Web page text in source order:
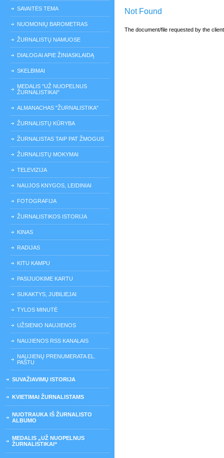
SAVAITĖS TEMA
NUOMONIŲ BAROMETRAS
ŽURNALISTŲ NAMUOSE
DIALOGAI APIE ŽINIASKLAIDĄ
SKELBIMAI
MEDALIS "UŽ NUOPELNUS
ŽURNALISTIKAI"
ALMANACHAS "ŽURNALISTIKA"
ŽURNALISTŲ KŪRYBA
ŽURNALISTAS TAIP PAT ŽMOGUS
ŽURNALISTŲ MOKYMAI
TELEVIZIJA
NAUJOS KNYGOS, LEIDINIAI
FOTOGRAFIJA
ŽURNALISTIKOS ISTORIJA
KINAS
RADIJAS
KITU KAMPU
PASIJUOKIME KARTU
SUKAKTYS, JUBILIEJAI
TYLOS MINUTĖ
UŽSIENIO NAUJIENOS
NAUJIENOS RSS KANALAIS
NAUJIENŲ PRENUMERATA EL.
PAŠTU
SUVAŽIAVIMŲ ISTORIJA
KVIETIMAI ŽURNALISTAMS
NUOTRAUKA IŠ ŽURNALISTO
ALBUMO
MEDALIS „UŽ NUOPELNUS
ŽURNALISTIKAI“
Not Found
The document/file requested by the